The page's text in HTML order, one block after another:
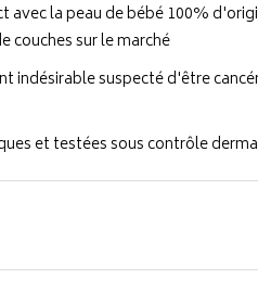
avec la peau de bébé 100%
couches sur le marché
indésirable suspecté d'être
et testées sous contrôle